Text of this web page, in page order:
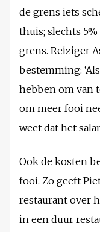
de grens iets
thuis; slechts
grens. Reiziger
bestemming:
hebben om van
om meer fooi
weet dat het
Ook de kosten
fooi. Zo geeft
restaurant over
in een duur